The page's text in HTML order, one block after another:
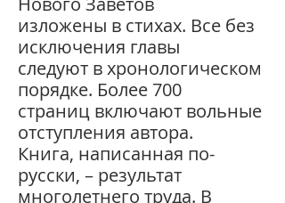
изложены в стихах. Все без
исключения главы
следуют в хронологическом
порядке. Более 700
страниц включают вольные
отступления автора.
Книга, написанная по-
русски, – результат
многолетнего труда. В